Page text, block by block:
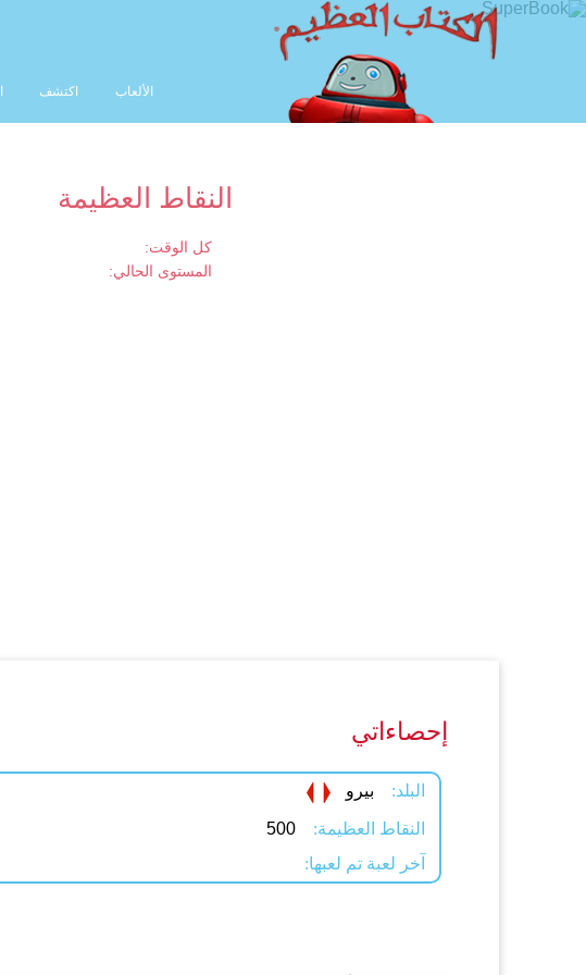
الألعاب اكتشف
النقاط العظيمة
كل الوقت:
المستوى الحالي:
إحصاءاتي
البلد: بيرو
النقاط العظيمة:
500
آخر لعبة تم لعبها: